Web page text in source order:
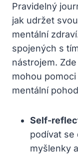
Pravidelný
jak udržet
mentální
spojených s
nástrojem.
mohou
mentální
Self-
podívat se
myšlenky